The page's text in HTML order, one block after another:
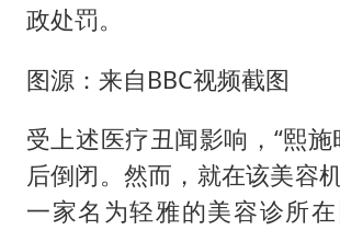
政处罚。
图源：来自BBC视频截图
受上述医疗丑闻影响，“熙施
后倒闭。然而，就在该美容
一家名为轻雅的美容诊所